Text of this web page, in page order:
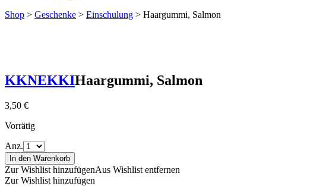
Shop > Geschenke > Einschulung > Haargummi, Salmon
KKNEKKIHaargummi, Salmon
3,50 €
Vorrätig
Anz.
In den Warenkorb
Zur Wishlist hinzufügenAus Wishlist entfernen
Zur Wishlist hinzufügen